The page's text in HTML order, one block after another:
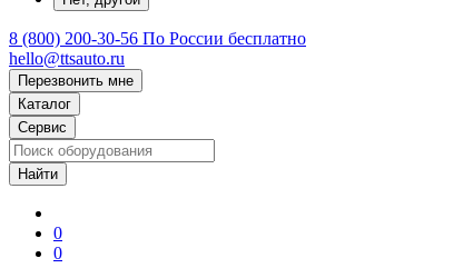
8 (800) 200-30-56 По России бесплатно
hello@ttsauto.ru
Перезвонить мне
Каталог
Сервис
0
0